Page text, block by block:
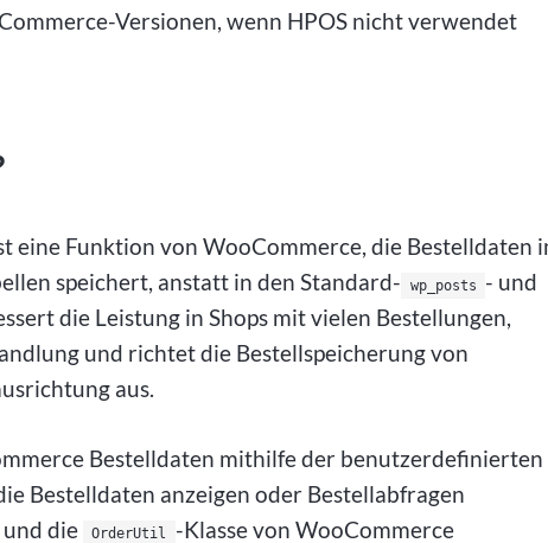
Versionen, wenn HPOS nicht verwendet
eine Funktion von WooCommerce, die Bestelldaten
speichert, anstatt in den Standard-
wp_posts - und
die Leistung in Shops mit vielen Bestellungen,
und richtet die Bestellspeicherung von
aus.
Bestelldaten mithilfe der benutzerdefinierten
Bestelldaten anzeigen oder Bestellabfragen
die OrderUtil
-Klasse von WooCommerce